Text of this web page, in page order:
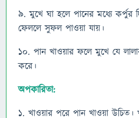
৯. মুখে ঘা হলে পানের মধ্যে কর্পুর
ফেললে সুফল পাওয়া যায়।
১০. পান খাওয়ার ফলে মুখে যে
করে।
অপকারিতা:
১. খাওয়ার পরে পান খাওয়া উচিত।